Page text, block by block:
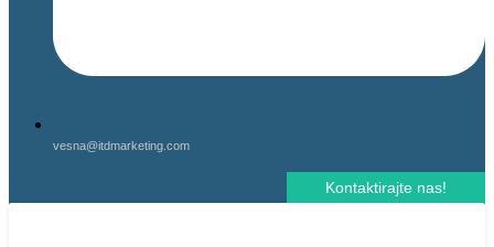
vesna@itdmarketing.com
Kontaktirajte nas!